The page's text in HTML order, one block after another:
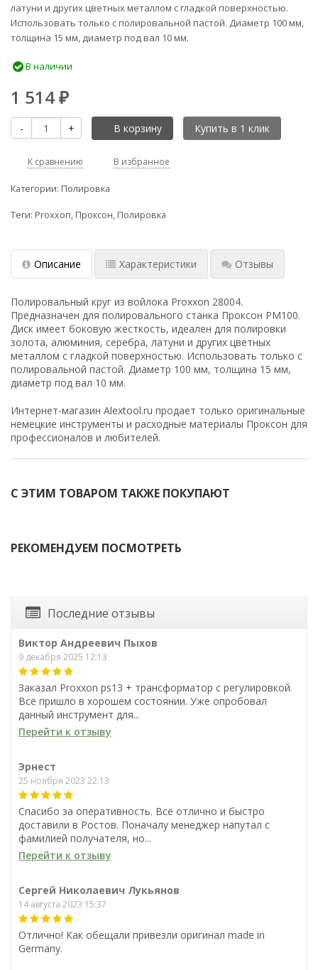
латуни и других цветных металлом с гладкой поверхностью.
Использовать только с полировальной пастой. Диаметр 100 мм,
толщина 15 мм, диаметр под вал 10 мм.
В наличии
1 514 ₽
- + В корзину
К сравнению В избранное
Категории: Полировка
Теги: Proxxon, Проксон, Полировка
Описание Характеристики Отзывы
Полировальный круг из войлока Proxxon 28004.
Предназначен для полировального станка Проксон PM100.
Диск имеет боковую жесткость, идеален для полировки
золота, алюминия, серебра, латуни и других цветных
металлом с гладкой поверхностью. Использовать только с
полировальной пастой. Диаметр 100 мм, толщина 15 мм,
диаметр под вал 10 мм.
Интернет-магазин Alextool.ru продает только оригинальные
немецкие инструменты и расходные материалы Проксон для
профессионалов и любителей.
С ЭТИМ ТОВАРОМ ТАКЖЕ ПОКУПАЮТ
Полировальный станок
Proxxon PM 100, 140 Вт
(27180)
39 822₽
0
В наличии
PM 100, 15 слоев, Ø100 мм
РЕКОМЕНДУЕМ ПОСМОТРЕТЬ
Полировальный круг из Х/
Б ткани для Proxxon PM
1 102
0
В корзину
В наличии
В корзину
Последние отзывы
Виктор Андреевич Пыхов
9 декабря 2025 12:13
Заказал Proxxon ps13 + трансформатор с регулировкой.
Всё пришло в хорошем состоянии. Уже опробовал
данный инструмент для...
Перейти к отзыву
Эрнест
25 ноября 2023 22:13
Спасибо за оперативность. Всё отлично и быстро
доставили в Ростов. Поначалу менеджер напутал с
фамилией получателя, но...
Перейти к отзыву
Сергей Николаевич Лукьянов
14 августа 2023 15:37
Отлично! Как обещали привезли оригинал made in
Germany.